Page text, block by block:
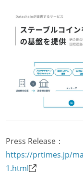
Press Release：
https://prtimes.jp/
1.html